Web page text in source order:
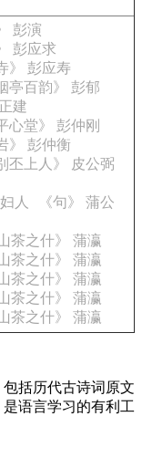
彭演
彭应求
》 彭应寿
亭百韵》 彭郁
建
心堂》 彭仲刚
》 彭仲衡
丕上人》 皮公弼
人
《句》 蒲公
茶之什》 蒲瀛
茶之什》 蒲瀛
茶之什》 蒲瀛
茶之什》 蒲瀛
茶之什》 蒲瀛
括历代古诗词原文
语言学习的有利工